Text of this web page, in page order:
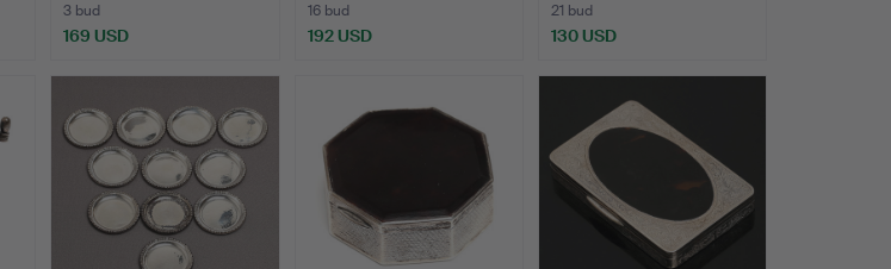
3 bud
169 USD
16 bud
192 USD
21 bud
130 USD